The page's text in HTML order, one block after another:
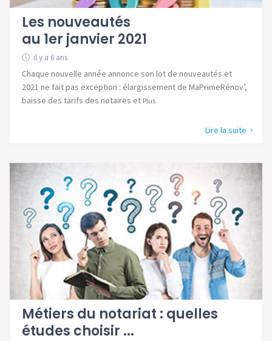
Les nouveautés
au 1er janvier 2021
il y a 6 ans
Chaque nouvelle année annonce son lot de nouveautés et
2021 ne fait pas exception : élargissement de MaPrimeRénov’,
baisse des tarifs des notaires et Plus
Lire la suite
Métiers du notariat : quelles
études choisir ...